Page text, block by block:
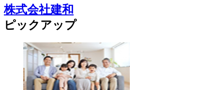
株式会社建和
ピックアップ